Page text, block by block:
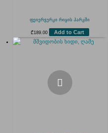
ფეიერვერკი რიყის პარკში
₾189.00 Add to Cart